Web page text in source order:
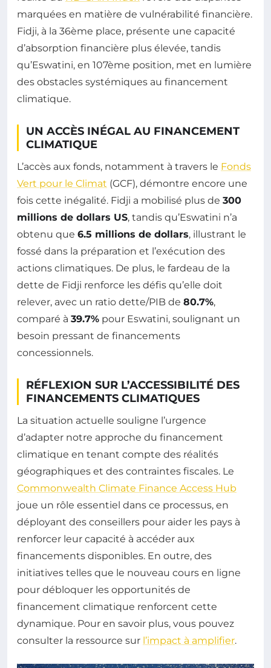
marquées en matière de vulnérabilité financière.
Fidji, à la 36ème place, présente une capacité
d’absorption financière plus élevée, tandis
qu’Eswatini, en 107ème position, met en lumière
des obstacles systémiques au financement
climatique.
UN ACCÈS INÉGAL AU FINANCEMENT
CLIMATIQUE
L’accès aux fonds, notamment à travers le Fonds
Vert pour le Climat (GCF), démontre encore une
fois cette inégalité. Fidji a mobilisé plus de 300
millions de dollars US, tandis qu’Eswatini n’a
obtenu que 6.5 millions de dollars, illustrant le
fossé dans la préparation et l’exécution des
actions climatiques. De plus, le fardeau de la
dette de Fidji renforce les défis qu’elle doit
relever, avec un ratio dette/PIB de 80.7%,
comparé à 39.7% pour Eswatini, soulignant un
besoin pressant de financements
concessionnels.
RÉFLEXION SUR L’ACCESSIBILITÉ DES
FINANCEMENTS CLIMATIQUES
La situation actuelle souligne l’urgence
d’adapter notre approche du financement
climatique en tenant compte des réalités
géographiques et des contraintes fiscales. Le
Commonwealth Climate Finance Access Hub
joue un rôle essentiel dans ce processus, en
déployant des conseillers pour aider les pays à
renforcer leur capacité à accéder aux
financements disponibles. En outre, des
initiatives telles que le nouveau cours en ligne
pour débloquer les opportunités de
financement climatique renforcent cette
dynamique. Pour en savoir plus, vous pouvez
consulter la ressource sur l’impact à amplifier.